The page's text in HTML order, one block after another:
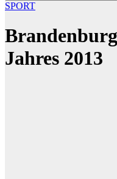
SPORT
Jahres 2013